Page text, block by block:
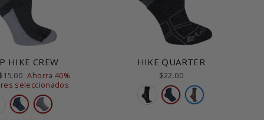
HIKE CREW
Ahorra 40%
seleccionados
HIKE QUARTER
$22.00